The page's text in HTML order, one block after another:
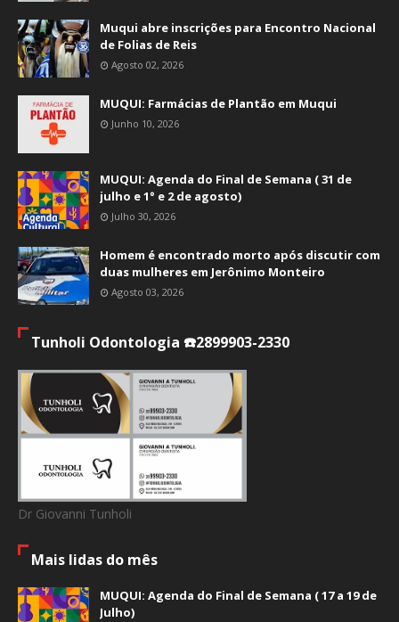
Muqui abre inscrições para Encontro Nacional
de Folias de Reis
Agosto 02, 2026
MUQUI: Farmácias de Plantão em Muqui
Junho 10, 2026
MUQUI: Agenda do Final de Semana ( 31 de
julho e 1° e 2 de agosto)
Julho 30, 2026
Homem é encontrado morto após discutir com
duas mulheres em Jerônimo Monteiro
Agosto 03, 2026
Tunholi Odontologia ☎️2899903-2330
Dr Giovanni Tunholi
Mais lidas do mês
MUQUI: Agenda do Final de Semana ( 17 a 19 de
Julho)